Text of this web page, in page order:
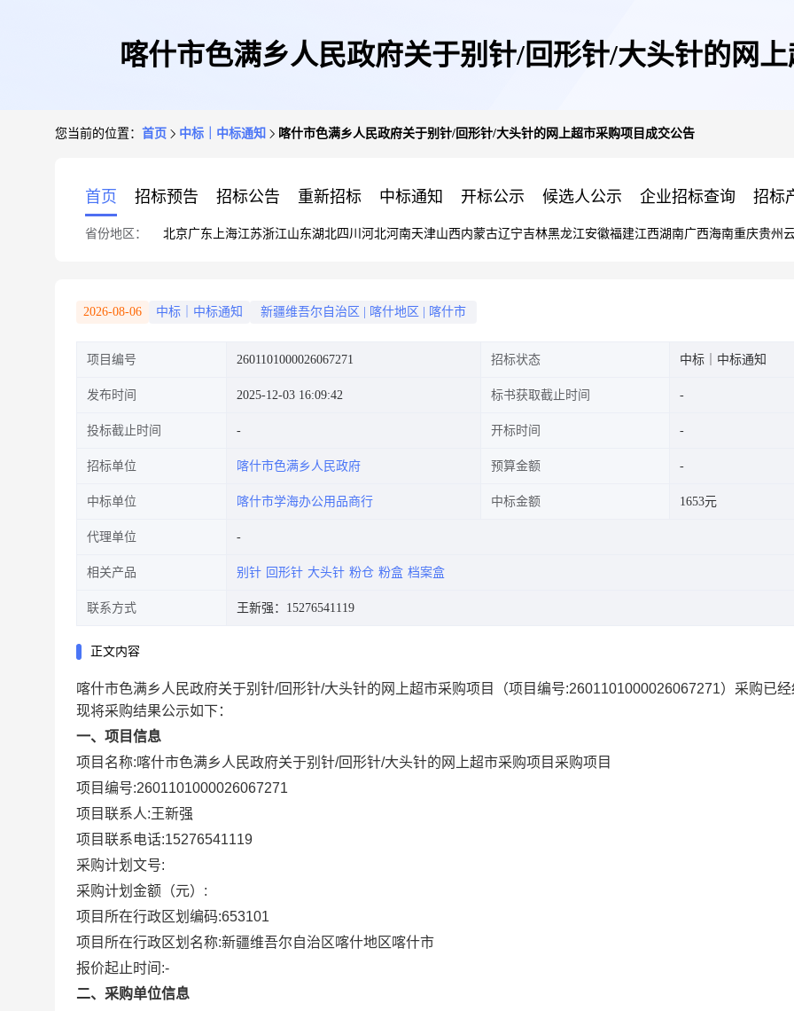
喀什市色满乡人民政府关于别针/回形针/大头针的网
您当前的位置： 首页 中标｜中标通知 喀什市色满乡人民政府关于别针/回形针/大头针的网上超市采购项目成交公告
首页 招标预告 招标公告 重新招标 中标通知 开标公示 候选人公示 企业招标查询 招标
省份地区： 北京广东 上海江苏浙江山东湖北四川 河北河南天津山西内蒙古辽宁吉林黑龙江安徽福建江西湖南广西海南重庆贵州
2026-08-06 中标｜中标通知 新疆维吾尔自治区 喀什地区 喀什市
项目编号 2601101000026067271 招标状态 中标｜中标通知
发布时间 2025-12-03 16:09:42 标书获取截止时间
投标截止时间 开标时间
招标单位 喀什市色满乡人民政府 预算金额
中标单位 喀什市学海办公用品商行 中标金额 1653元
代理单位
相关产品 别针 回形针 大头针 粉仓 粉盒 档案盒
联系方式 王新强：15276541119
正文内容
喀什市色满乡人民政府关于别针/回形针/大头针的网上超市采购项目 （项目编号:2601101000026067271）采购已
现将采购结果公示如下：
一、项目信息
项目名称:喀什市色满乡人民政府关于别针/回形针/大头针的网上超市采购项目 采购项目
项目编号:2601101000026067271
项目联系人:王新强
项目联系电话:15276541119
采购计划文号:
采购计划金额（元）:
项目所在行政区划编码:653101
项目所在行政区划名称:新疆维吾尔自治区喀什地区喀什市
报价起止时间:-
二、采购单位信息